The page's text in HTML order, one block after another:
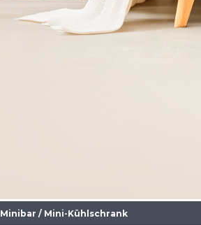
Minibar / Mini-Kühlschrank